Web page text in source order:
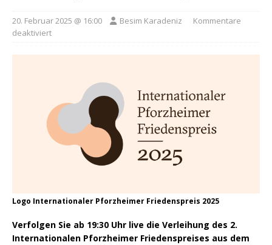
20. Februar 2025 @ 16:00 Besim Karadeniz
Kommentare
deaktiviert
Logo Internationaler Pforzheimer Friedenspreis 2025
Verfolgen Sie ab 19:30 Uhr live die Verleihung des 2.
Internationalen Pforzheimer Friedenspreises aus dem